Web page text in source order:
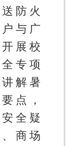
防火
与广
展校
专项
解暑
点，
全疑
商场